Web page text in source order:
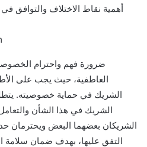
ضرورة فهم واحترام
العاطفية، حيث يجب على
الشريك في حماية خصوصيته.
الشريك في هذا الشأن
الشريكان بعضهما البعض ويحترمان
التفق عليها، بهدف ضمان سلامة